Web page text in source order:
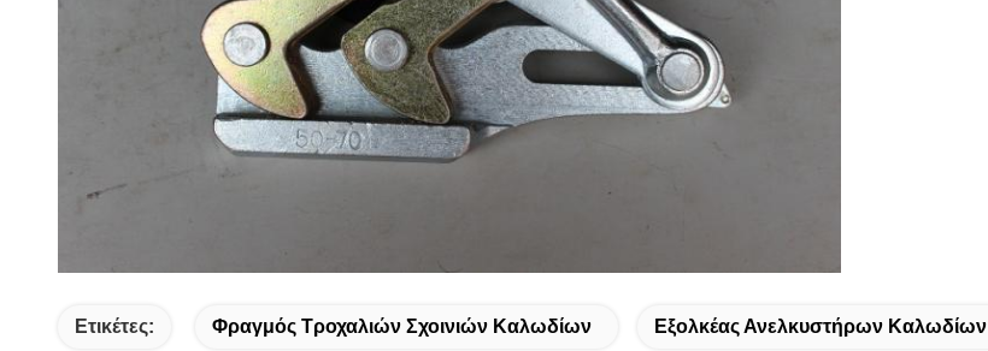
Ετικέτες: Φραγμός Τροχαλιών Σχοινιών Καλωδίων Εξολκέας Ανελκυστήρων Καλωδίων